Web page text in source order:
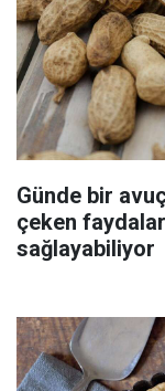
Günde bir
çeken
sağlayabiliyor